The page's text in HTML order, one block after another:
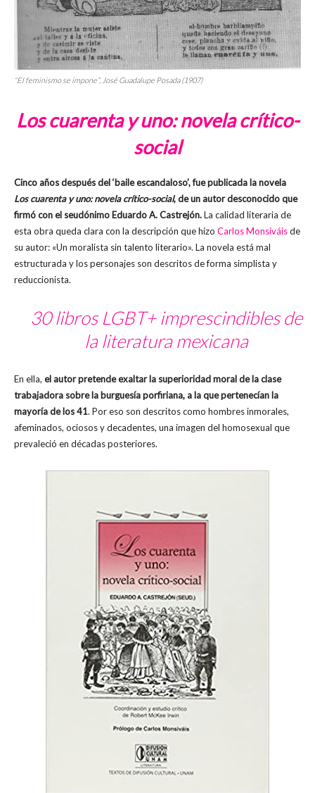
“El feminismo se impone”, José Guadalupe Posada (1907)
Los cuarenta y uno: novela crítico-
social
Cinco años después del ‘baile escandaloso’, fue publicada la novela
Los cuarenta y uno: novela crítico-social, de un autor desconocido que
firmó con el seudónimo Eduardo A. Castrejón.La calidad literaria de
esta obra queda clara con la descripción que hizo Carlos Monsiváisde
su autor: «Un moralista sin talento literario». La novela está mal
estructurada y los personajes son descritos de forma simplista y
reduccionista.
30 libros LGBT+ imprescindibles de
la literatura mexicana
En ella, el autor pretende exaltar la superioridad moral de la clase
trabajadora sobre la burguesía porfiriana, a la que pertenecían la
mayoría de los 41. Por eso son descritos como hombres inmorales,
afeminados, ociosos y decadentes, una imagen del homosexual que
prevaleció en décadas posteriores.